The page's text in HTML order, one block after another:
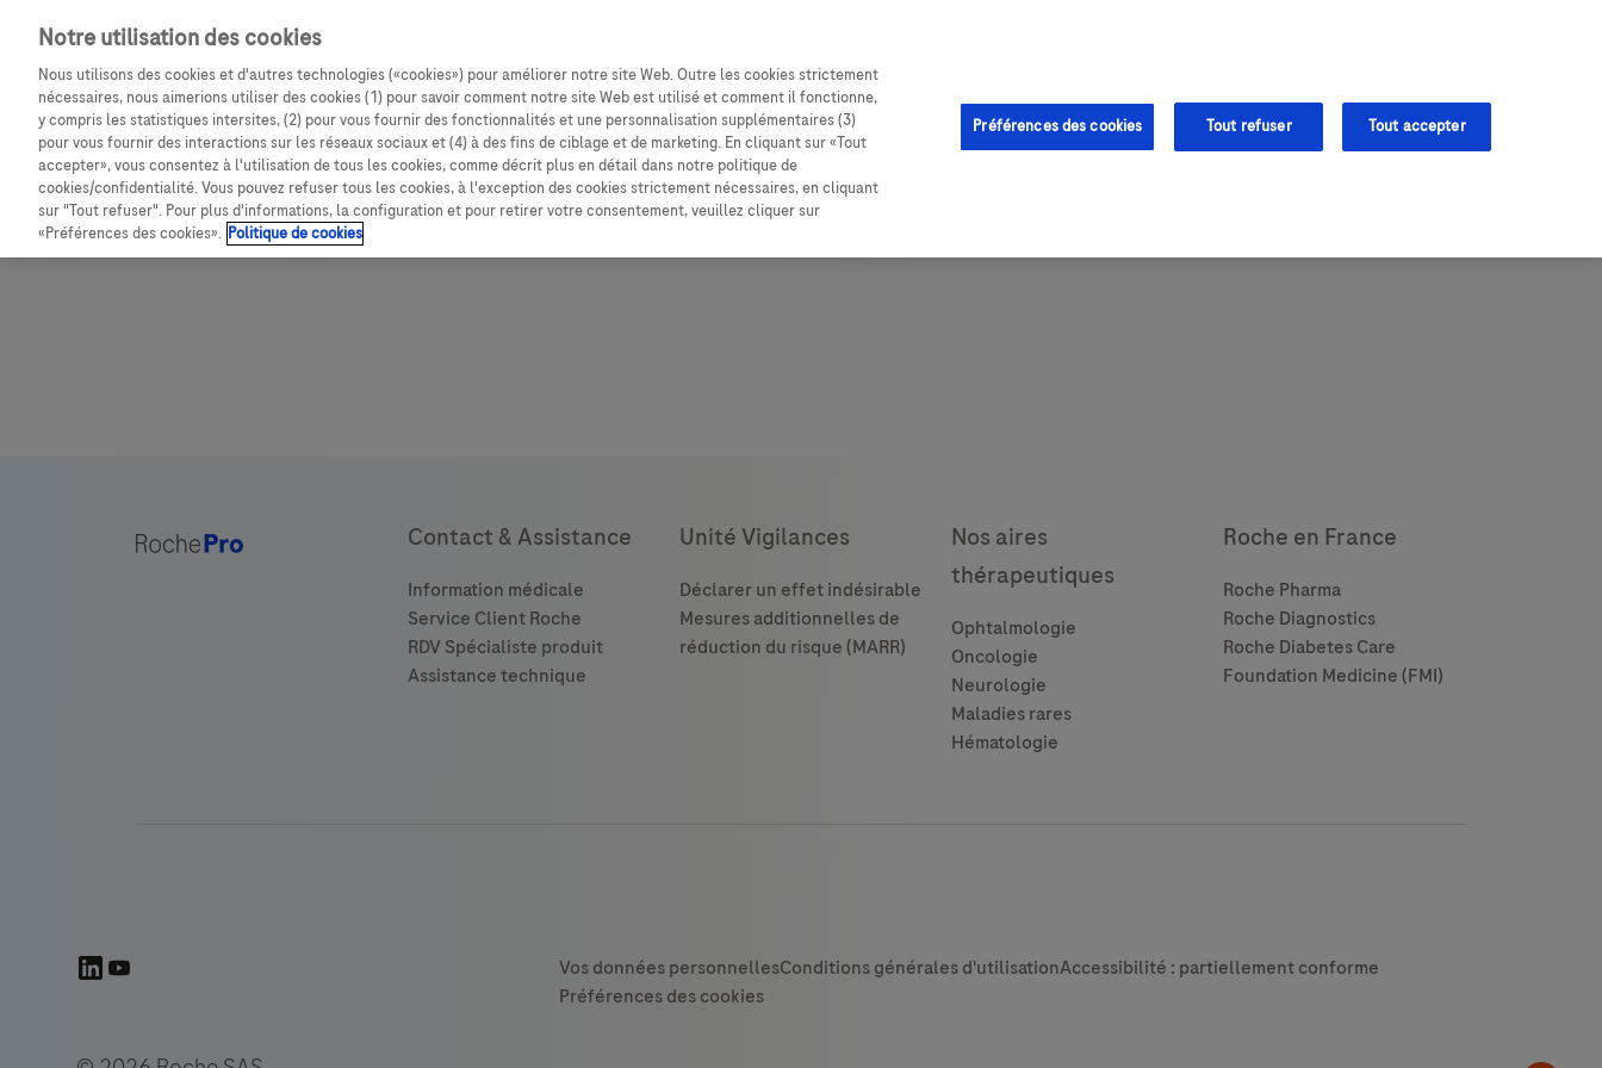
Contact & Assistance Unité Vigilances
Nos aires
thérapeutiques
Roche en France
Notre utilisation des cookies
Nous utilisons des cookies et d'autres technologies («cookies») pour améliorer notre site Web. Outre les cookies strictement
nécessaires, nous aimerions utiliser des cookies (1) pour savoir comment notre site Web est utilisé et comment il fonctionne,
y compris les statistiques intersites, (2) pour vous fournir des fonctionnalités et une personnalisation supplémentaires (3)
pour vous fournir des interactions sur les réseaux sociaux et (4) à des fins de ciblage et de marketing. En cliquant sur «Tout
accepter», vous consentez à l'utilisation de tous les cookies, comme décrit plus en détail dans notre politique de
cookies/confidentialité. Vous pouvez refuser tous les cookies, à l'exception des cookies strictement nécessaires, en cliquant
sur "Tout refuser". Pour plus d'informations, la configuration et pour retirer votre consentement, veuillez cliquer sur
«Préférences des cookies». Politique de cookies
Préférences des cookies Tout refuser Tout accepter